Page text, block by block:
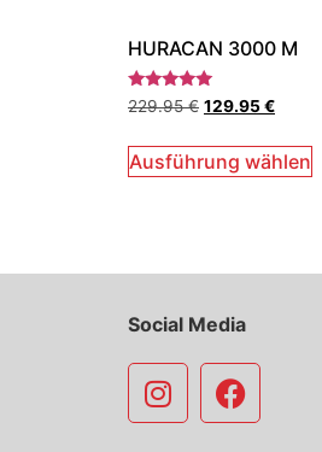
HURACAN 3000 M
Bewertet
mit
von 5
229.95€ 129.95€
Ausführung wählen
Social Media